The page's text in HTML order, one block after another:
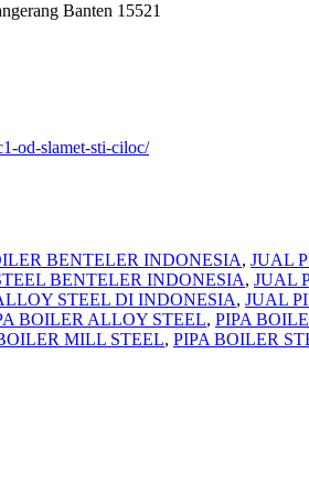
Banten 15521
od-slamet-sti-ciloc/
BENTELER INDONESIA, JUAL
BENTELER INDONESIA, JUAL
STEEL DI INDONESIA, JUAL
BOILER ALLOY STEEL, PIPA
MILL STEEL, PIPA BOILER